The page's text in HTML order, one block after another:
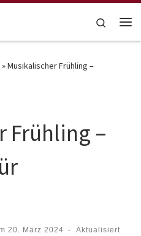
Search
»Musikalischer Frühling –
Frühling –
20. März 2024 -
Aktualisiert